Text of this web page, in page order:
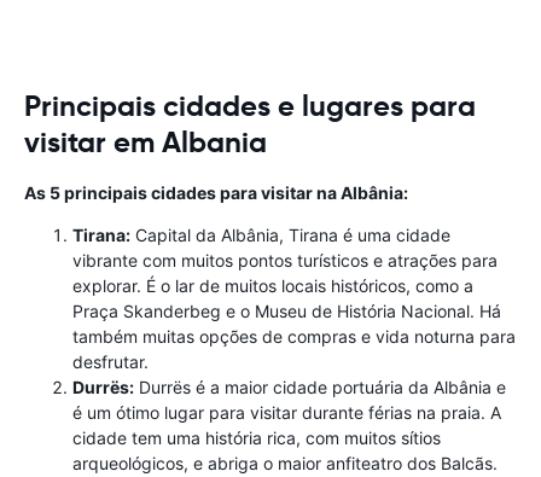
Principais cidades e lugares para
visitar em Albania
As 5 principais cidades para visitar na Albânia:
Tirana: Capital da Albânia, Tirana é uma cidade
vibrante com muitos pontos turísticos e atrações para
explorar. É o lar de muitos locais históricos, como a
Praça Skanderbeg e o Museu de História Nacional. Há
também muitas opções de compras e vida noturna para
desfrutar.
Durrës: Durrës é a maior cidade portuária da Albânia e
é um ótimo lugar para visitar durante férias na praia. A
cidade tem uma história rica, com muitos sítios
arqueológicos, e abriga o maior anfiteatro dos Balcãs.